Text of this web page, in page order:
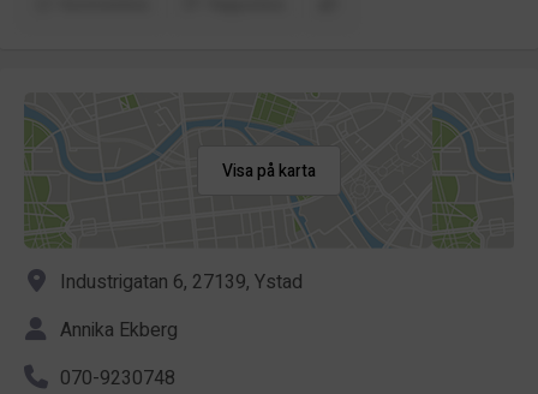
Visa på karta
Industrigatan 6, 27139, Ystad
Annika Ekberg
070-9230748